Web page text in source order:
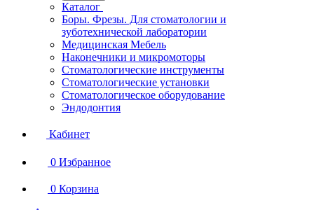
Каталог
Боры. Фрезы. Для стоматологии и
зуботехнической лаборатории
Медицинская Мебель
Наконечники и микромоторы
Стоматологические инструменты
Стоматологические установки
Стоматологическое оборудование
Эндодонтия
Кабинет
0 Избранное
0 Корзина